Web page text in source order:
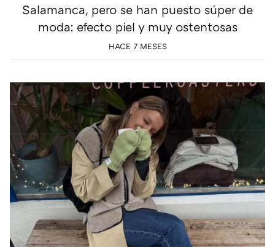
Salamanca, pero se han puesto súper de
moda: efecto piel y muy ostentosas
HACE 7 MESES